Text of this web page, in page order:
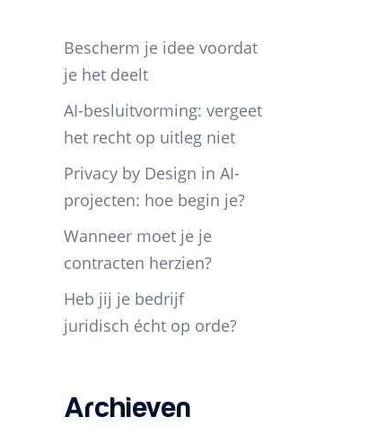
Bescherm je idee voordat
je het deelt
AI-besluitvorming: vergeet
het recht op uitleg niet
Privacy by Design in AI-
projecten: hoe begin je?
Wanneer moet je je
contracten herzien?
Heb jij je bedrijf
juridisch écht op orde?
Archieven